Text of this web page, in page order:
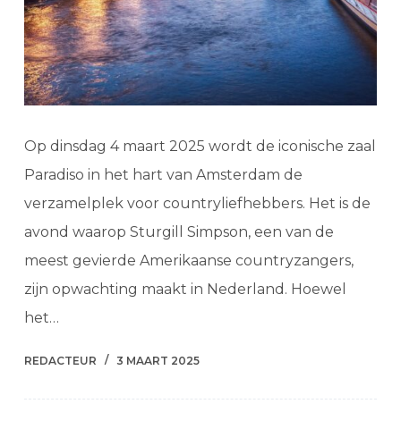
Op dinsdag 4 maart 2025 wordt de iconische zaal
Paradiso in het hart van Amsterdam de
verzamelplek voor countryliefhebbers. Het is de
avond waarop Sturgill Simpson, een van de
meest gevierde Amerikaanse countryzangers,
zijn opwachting maakt in Nederland. Hoewel
het…
REDACTEUR 3 MAART 2025